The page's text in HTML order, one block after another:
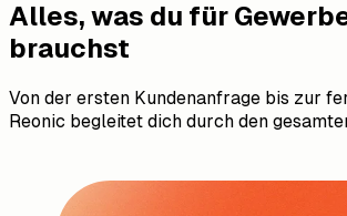
Alles, was du für
brauchst
Von der ersten Kundenanfrage bis zur
Reonic begleitet dich durch den